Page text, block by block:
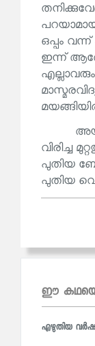
ഒപ്പം
ഇന്ന്
വിരിച്ച
പുതിയ
പുതിയ
ഈ
എഴുതിയ